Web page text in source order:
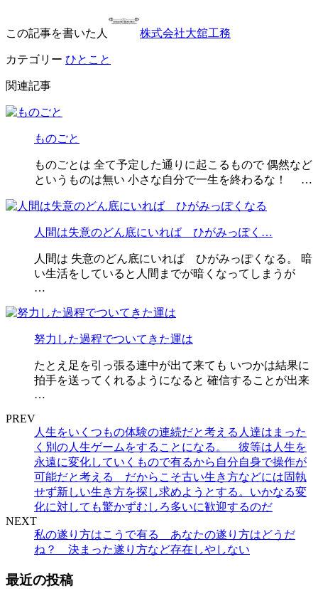
この記事を書いた人 株式会社大舘工務
カテゴリー ひとこと
関連記事
ものごと
ものごとは 全て予定した通りに起こるもので 偶然など
というものは無い 小さな自分で一生を終わるな！ …
人間は失意のどん底にいれば ひがみっぽく…
人間は 失意のどん底にいれば ひがみっぽくなる。 暗
い生活をしていると人間までが暗くなってしまうが
…
努力した過程でついてきた運は
たとえ足を引っ張る連中が出て来ても いつかは結果に
拍手を送ってくれるようになると 確信することが出来
…
PREV
人生をいくつもの体験の連続だと考える人達はまった
く別の人生ゲームをすることになる。 彼等は人生を
永遠に変化していくもので有るから自分自身で操作が
可能だと考える だからこそ古い生き方などには固執
せず新しい生き方を探し求めようとする。いかなる変
化に対しても驚かずむしろ多いに歓迎するのだ
NEXT
私の遂り方はこうで有る あなたの遂り方はどうだ
ね？ 決まった遂り方など存在しやしない
最近の投稿